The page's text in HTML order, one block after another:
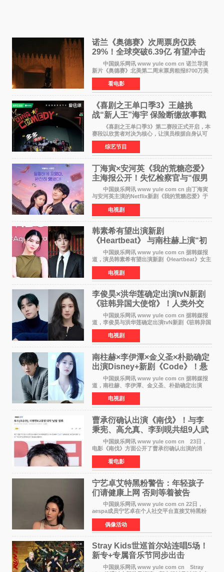
诺兰《奥德赛》次周票房仅跌
29%！全球突破6.39亿 有望冲击
13亿成诺兰最卖座电影
中国娱乐网讯 www yule com cn 诺兰导演
新片《奥德赛》北美第二周末票房粗报8700万美
元（周五至周日：2600万&rarr;3460万
&rarr;2640万），较首周1 24亿美元仅下跌29
6%，走势极为强劲，远超
看电影
《喜剧之王单口季3》王越挑
战“新人王”海宇 保险断缴故事戳
中生活痛点
《喜剧之王单口季3》第二赛段正式开启，本
赛段以欣赏者对决为核心，让演员根据自身认可
选择对手，在作品碰撞中完成一次喜剧创作者之
间的交流。这里有实力相当的正面对抗，也有老
朋友、老对手之
综艺节目
丁海寅×安河英《我的荒糖恋爱》
主海报公开！失忆检察官与“假男
友”同居罗曼史来
中国娱乐网讯 www yule com cn 由丁海寅
与安河英主演的Netflix新剧《我的荒糖恋爱》于
近日公开主海报，正式进入开播倒计时。 海
报中，两人并肩站在充满怀旧气息的九津麦芽村
街道上，丁
电视剧
韩素希有望出演新剧
《Heartbeat》 与南柱赫上演“初
恋归来”奇幻罗曼史
中国娱乐网讯 www yule com cn 据韩媒报
道，演员韩素希有望出演新剧《Heartbeat》女主
角，与南柱赫合作，引发高度关注。 韩素希
在剧中饰演能够看到过去的女人洪莎朗一角，因
初恋的意外
电视剧
李俊昊×洪华莲确定出演tvN新剧
《驻韩异国大使馆》！人类外交
官与“龙”大使的奇幻
中国娱乐网讯 www yule com cn 据韩媒报
道，李俊昊与洪华莲确定出演tvN新剧《驻韩异国
大使馆》，分别担任男女主角，引发期待。
该剧讲述了一位因管理驻韩异国大使馆（负责管
理居住在大韩
电视剧
南柱赫×李伊潭×金义圣×朴勋确定
出演Disney+新剧《Code》！悬
疑犯罪惊悚明年上线
中国娱乐网讯 www yule com cn 据韩媒报
道，南柱赫、李伊潭、金义圣、朴勋确定出演
Disney+新剧《Code》，该剧预计将于明年播
出，引发高度关注。 本剧改编自同名人气台
剧，讲述了一位往来
电视剧
曹承衍确认出演《南伐》！与李
秉宪、高允真、李到晛共组9人武
士团
中国娱乐网讯 www yule com cn 23日，
电影《南伐》方面公开了曹承衍确认出演的消
息。通过歌手活动展现出独特色彩的曹承衍将在
片中饰演拥有出色弓箭技术的弓箭手，他将在这
一历史动作大片中展
看电影
宁艺卓艾特黑粉警告：年轻孩子
们​请健康上网 否则等着被告
中国娱乐网讯 www yule com cn 22日，
aespa成员宁艺卓在个人社交平台直接艾特黑粉
账号，正面喊话回应长期以来的恶意攻击，引发
广泛关注。 宁艺卓在文中表示，自己早已注
意到部分网友持续
偶像活动
Stray Kids世巡首尔站连唱5场！
新专+专属音乐节同步出击
中国娱乐网讯 www yule com cn Stray